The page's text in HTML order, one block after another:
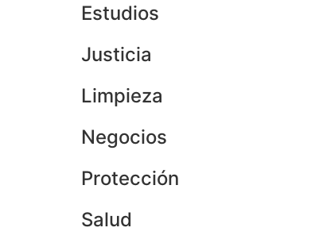
Estudios
Justicia
Limpieza
Negocios
Protección
Salud